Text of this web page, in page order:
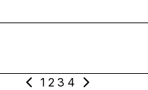
1 2 3 4